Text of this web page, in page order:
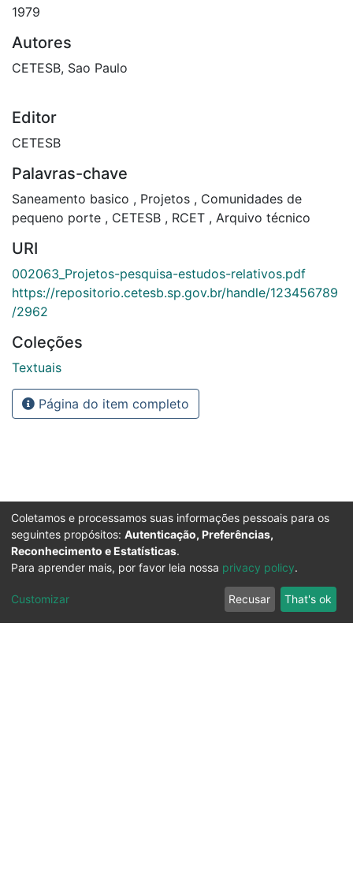
1979
Autores
CETESB, Sao Paulo
Editor
CETESB
Palavras-chave
Saneamento basico , Projetos , Comunidades de
pequeno porte , CETESB , RCET , Arquivo técnico
URI
002063_Projetos-pesquisa-estudos-relativos.pdf
https://repositorio.cetesb.sp.gov.br/handle/123456789
/2962
Coleções
Textuais
Página do item completo
Coletamos e processamos suas informações pessoais para os
seguintes propósitos: Autenticação, Preferências,
Reconhecimento e Estatísticas.
Para aprender mais, por favor leia nossa privacy policy.
Customizar Recusar That's ok